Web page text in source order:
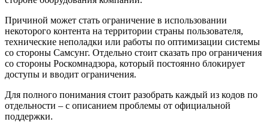
Причиной может стать ограничение в использовании
некоторого контента на территории страны пользователя,
технические неполадки или работы по оптимизации системы
со стороны Самсунг. Отдельно стоит сказать про ограничения
со стороны Роскомнадзора, который постоянно блокирует
доступы и вводит ограничения.
Для полного понимания стоит разобрать каждый из кодов по
отдельности – с описанием проблемы от официальной
поддержки.